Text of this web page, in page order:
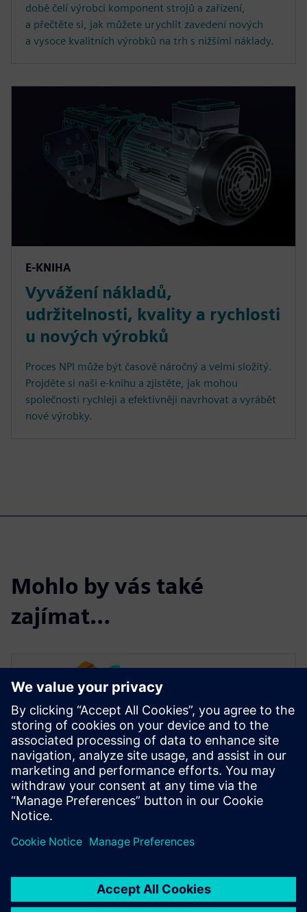
době čelí výrobci komponent strojů a zařízení,
a přečtěte si, jak můžete urychlit zavedení nových
a vysoce kvalitních výrobků na trh s nižšími náklady.
E-KNIHA
Vyvážení nákladů,
udržitelnosti, kvality a rychlosti
u nových výrobků
Proces NPI může být časově náročný a velmi složitý.
Projděte si naši e-knihu a zjistěte, jak mohou
společnosti rychleji a efektivněji navrhovat a vyrábět
nové výrobky.
Mohlo by vás také
zajímat…
Teamcenter forms the
backbone of a comprehensive
system that manages product
development from the time an
order is received to the
delivery of its complete BOM
to an ERP system.